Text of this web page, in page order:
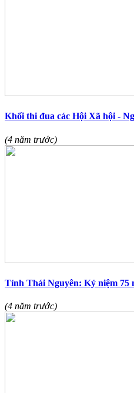
Khối thi đua các Hội Xã hội -
(4 năm trước)
Tỉnh Thái Nguyên: Kỷ niệm 75
(4 năm trước)